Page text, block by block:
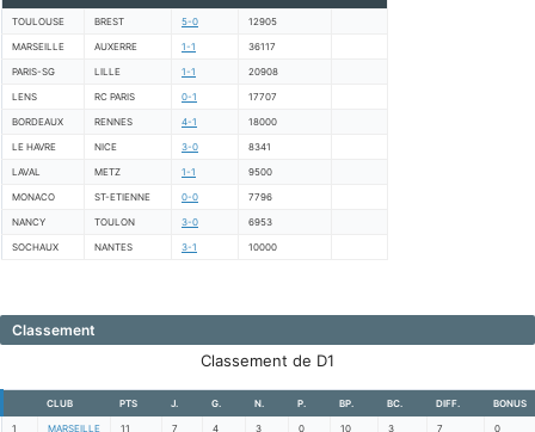
TOULOUSE BREST 5-0 12905
MARSEILLE AUXERRE 1-1 36117
PARIS-SG LILLE 1-1 20908
LENS RC PARIS 0-1 17707
BORDEAUX RENNES 4-1 18000
LE HAVRE NICE 3-0 8341
LAVAL METZ 1-1 9500
MONACO ST-ETIENNE 0-0 7796
NANCY TOULON 3-0 6953
SOCHAUX NANTES 3-1 10000
Classement
Classement de D1
CLUB PTS J. G. N. P. BP. BC. DIFF. BONUS
1 MARSEILLE 11 7 4 3 0 10 3 7 0